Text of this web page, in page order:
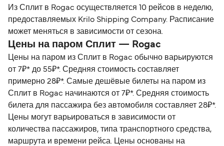
Из Сплит в Rogac осуществляется 10 рейсов в неделю,
предоставляемых Krilo Shipping Company. Расписание
может меняться в зависимости от сезона.
Цены на паром Сплит — Rogac
Цены на паром из Сплит в Rogac обычно варьируются
от 7₽* до 55₽*. Средняя стоимость составляет
примерно 28₽*. Самые дешёвые билеты на паром из
Сплит в Rogac начинаются от 7₽*. Средняя стоимость
билета для пассажира без автомобиля составляет 28₽*.
Цены могут варьироваться в зависимости от
количества пассажиров, типа транспортного средства,
маршрута и времени рейса. Цены основаны на